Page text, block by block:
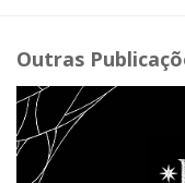
Outras